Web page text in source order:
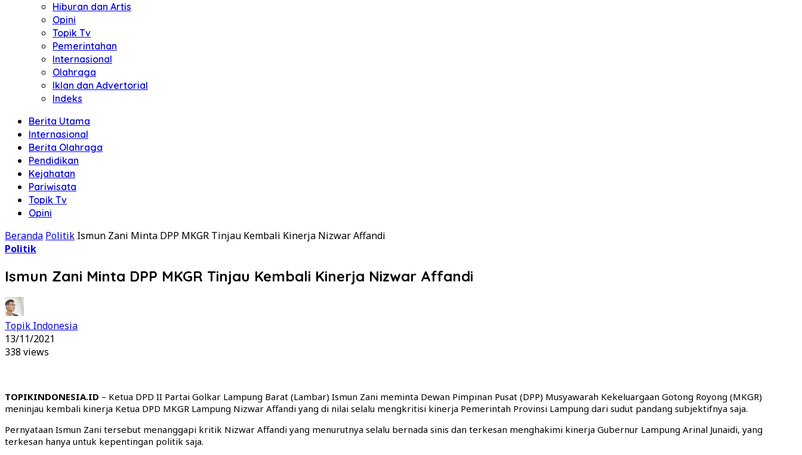
Hiburan dan Artis
Opini
Topik Tv
Pemerintahan
Internasional
Olahraga
Iklan dan Advertorial
Indeks
Berita Utama
Internasional
Berita Olahraga
Pendidikan
Kejahatan
Pariwisata
Topik Tv
Opini
Beranda Politik Ismun Zani Minta DPP MKGR Tinjau Kembali Kinerja Nizwar Affandi
Politik
Ismun Zani Minta DPP MKGR Tinjau Kembali Kinerja Nizwar Affandi
Topik Indonesia
13/11/2021
338 views
TOPIKINDONESIA.ID – Ketua DPD II Partai Golkar Lampung Barat (Lambar) Ismun Zani meminta Dewan Pimpinan Pusat (DPP) Musyawarah Kekeluargaan Gotong Royong (MKGR)
meninjau kembali kinerja Ketua DPD MKGR Lampung Nizwar Affandi yang di nilai selalu mengkritisi kinerja Pemerintah Provinsi Lampung dari sudut pandang subjektifnya saja.
Pernyataan Ismun Zani tersebut menanggapi kritik Nizwar Affandi yang menurutnya selalu bernada sinis dan terkesan menghakimi kinerja Gubernur Lampung Arinal Junaidi, yang
terkesan hanya untuk kepentingan politik saja.